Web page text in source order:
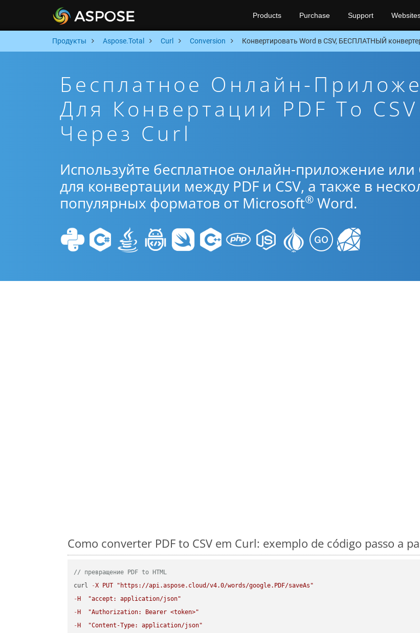
Products Purchase Support
Продукты Aspose.Total Curl Conversion Конвертировать Word в CSV, БЕСПЛАТНЫЙ
Бесплатное Онлайн-
Для Конвертации PDF To CSV
Через Curl
Используйте бесплатное онлайн-приложение или
для конвертации между PDF и CSV, а также в
популярных форматов от Microsoft® Word.
Como converter PDF to CSV em Curl: exemplo de código passo a
// превращение PDF to HTML
curl
-X PUT
"https://api.aspose.cloud/v4.0/words/google.PDF/saveAs"
- H
"accept: application/json"
- H
"Authorization: Bearer <token>"
- H
"Content-Type: application/json"